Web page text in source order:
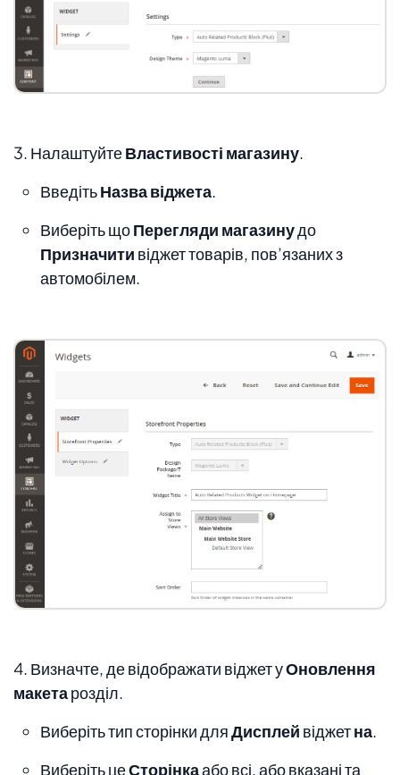
3. НалаштуйтеВластивості магазину.
ВведітьНазва віджета.
Виберіть щоПерегляди магазинудо
Призначити віджет товарів, пов’язаних з
автомобілем.
4. Визначте, де відображати віджет уОновлення
макетарозділ.
Виберіть тип сторінки дляДисплей віджетна.
Виберіть цеСторінкаабо всі, або вказані та